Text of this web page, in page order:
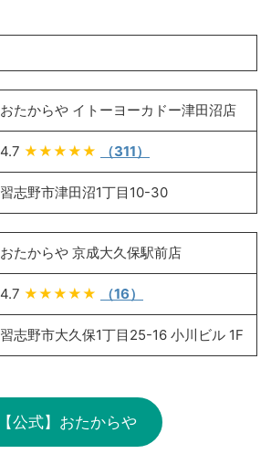
おたからや イトーヨーカドー津田沼店
4.7 ★★★★★ （311）
習志野市津田沼1丁目10-30
おたからや 京成大久保駅前店
4.7 ★★★★★ （16）
習志野市大久保1丁目25-16 小川ビル 1F
【公式】おたからや